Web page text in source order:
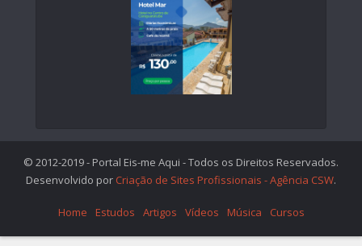
© 2012-2019 - Portal Eis-me Aqui - Todos os Direitos Reservados.
Desenvolvido por Criação de Sites Profissionais - Agência CSW.
Home Estudos Artigos Vídeos Música Cursos